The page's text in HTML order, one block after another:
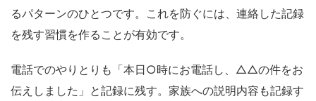
るパターンのひとつです。これを防ぐには、連絡した記録
を残す習慣を作ることが有効です。
電話でのやりとりも「本日○時にお電話し、△△の件をお
伝えしました」と記録に残す。家族への説明内容も記録す